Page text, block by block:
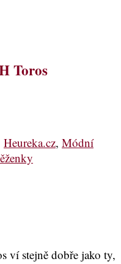
Toros
Heureka.cz, Módní
ví stejně dobře jako ty,